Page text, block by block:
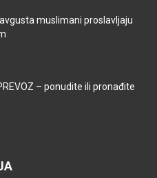
muslimani proslavljaju
– ponudite ili pronađite